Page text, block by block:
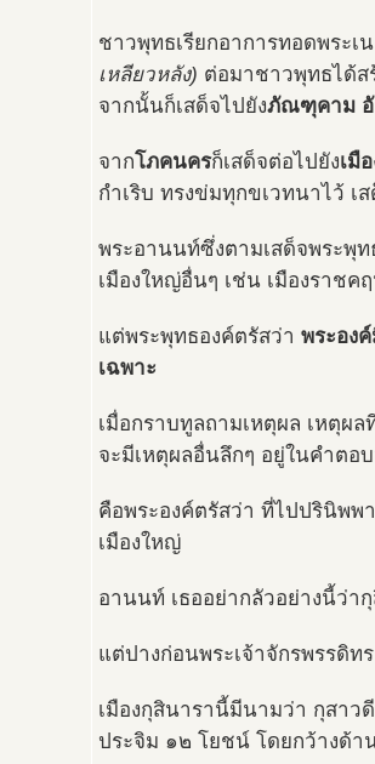
ชาวพุทธเรียกอาการทอดพระเ
เหลียวหลัง) ต่อมาชาวพุทธได้
จากนั้นก็เสด็จไปยังภัณฑุคาม อั
จากโภคนครก็เสด็จต่อไปยังเมื
กำเริบ ทรงข่มทุกขเวทนาไว้ เ
พระอานนท์ซึ่งตามเสด็จพระพุ
เมืองใหญ่อื่นๆ เช่น เมืองราชค
แต่พระพุทธองค์ตรัสว่า พระอง
เฉพาะ
เมื่อกราบทูลถามเหตุผล เหตุผ
จะมีเหตุผลอื่นลึกๆ อยู่ในคำตอ
คือพระองค์ตรัสว่า ที่ไปปรินิพพ
เมืองใหญ่
อานนท์ เธออย่ากลัวอย่างนี้ว่ากุ
แต่ปางก่อนพระเจ้าจักรพรรดิท
เมืองกุสินารานี้มีนามว่า กุสาว
ประจิม ๑๒ โยชน์ โดยกว้างด้